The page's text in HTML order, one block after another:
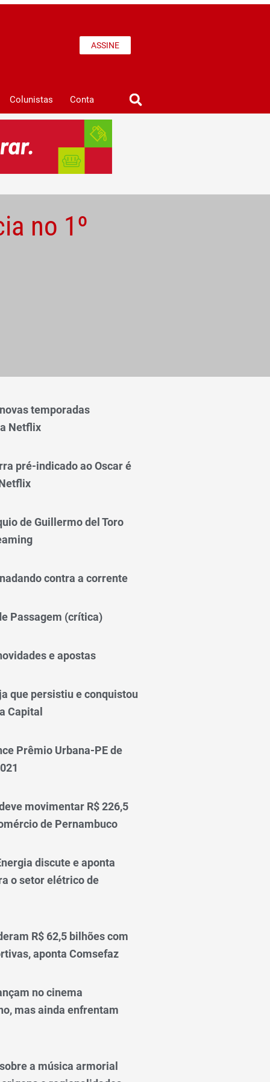
ASSINE
Colunistas Conta
no 1º
temporadas
Netflix
pré-indicado ao Oscar é
de Guillermo del Toro
contra a corrente
Passagem (crítica)
e apostas
que persistiu e conquistou
Capital
Prêmio Urbana-PE de
movimentar R$ 226,5
de Pernambuco
discute e aponta
o setor elétrico de
R$ 62,5 bilhões com
aponta Comsefaz
no cinema
mas ainda enfrentam
a música armorial